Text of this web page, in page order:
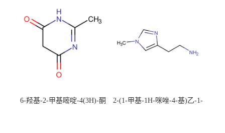
校可先用后付
6-羟基-2-甲基嘧啶-4(3H)-酮
2-(1-甲基-1H-咪唑-4-基)乙-1-